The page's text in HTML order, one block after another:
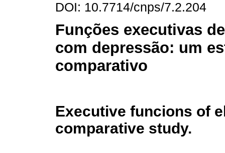
DOI: 10.7714/cnps/7.2.204
Funções executivas
com depressão: um
comparativo
Executive funcions of
comparative study.